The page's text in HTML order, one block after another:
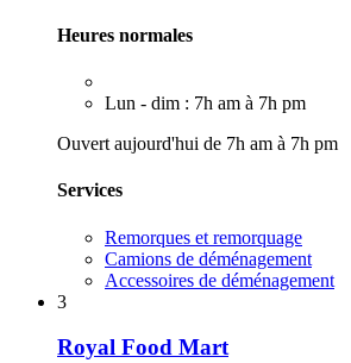
Heures normales
Lun - dim : 7h am à 7h pm
Ouvert aujourd'hui de 7h am à 7h pm
Services
Remorques et remorquage
Camions de déménagement
Accessoires de déménagement
3
Royal Food Mart